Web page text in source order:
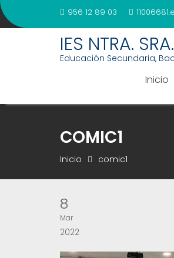
Saltar
al
956 12 89 03
IES NTRA.
Educación Secundaria,
Inicio
COMIC1
Inicio comic1
8
Mar
2022